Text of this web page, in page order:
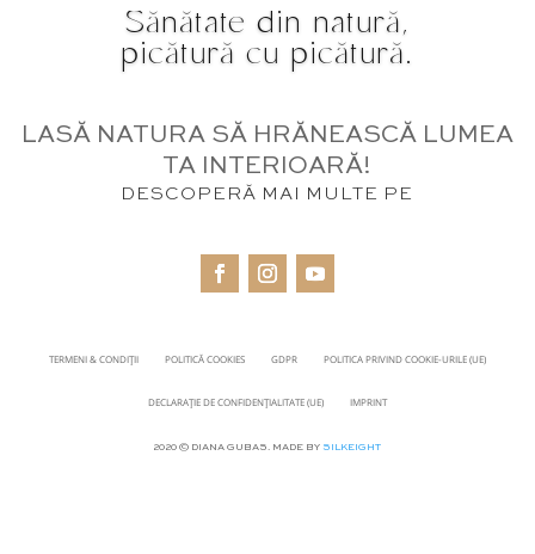
Sănătate din natură,
picătură cu picătură.
LASĂ NATURA SĂ HRĂNEASCĂ LUMEA
TA INTERIOARĂ!
DESCOPERĂ MAI MULTE PE
TERMENI & CONDIȚII POLITICĂ COOKIES GDPR POLITICA PRIVIND COOKIE-URILE (UE)
DECLARAȚIE DE CONFIDENȚIALITATE (UE) IMPRINT
2020 © DIANA GUBAS. MADE BY SILKEIGHT